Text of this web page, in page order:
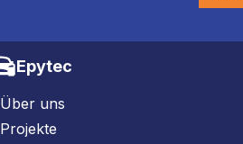
Epytec
Über uns
Projekte